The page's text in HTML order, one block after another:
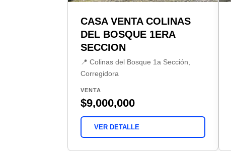
CASA VENTA COLINAS
DEL BOSQUE 1ERA
SECCION
📍 Colinas del Bosque 1a Sección,
Corregidora
VENTA
$9,000,000
VER DETALLE